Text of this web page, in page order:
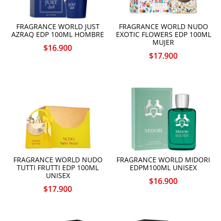
FRAGRANCE WORLD JUST
AZRAQ EDP 100ML HOMBRE
$16.900
FRAGRANCE WORLD NUDO
EXOTIC FLOWERS EDP 100ML
MUJER
$17.900
FRAGRANCE WORLD NUDO
TUTTI FRUTTI EDP 100ML
UNISEX
$17.900
FRAGRANCE WORLD MIDORI
EDPM100ML UNISEX
$16.900